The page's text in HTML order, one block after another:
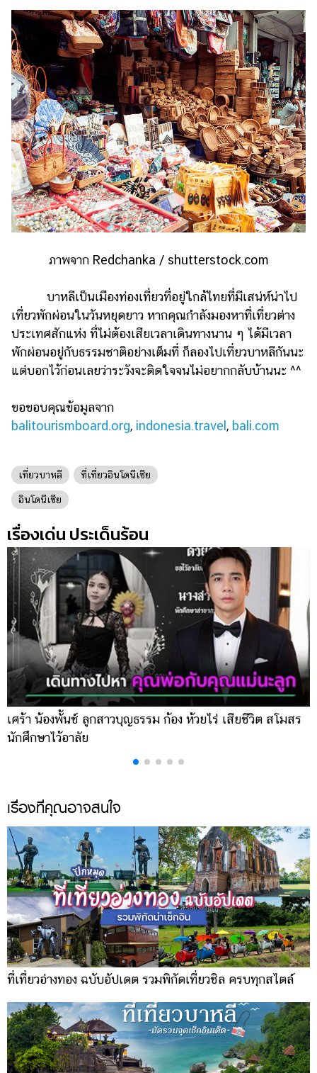
ภาพจาก Redchanka / shutterstock.com
บาหลีเป็นเมืองท่องเที่ยวที่อยู่ใกล้ไทยที่มีเสน่ห์น่าไป
เที่ยวพักผ่อนในวันหยุดยาว หากคุณกำลังมองหาที่เที่ยวต่าง
ประเทศสักแห่ง ที่ไม่ต้องเสียเวลาเดินทางนาน ๆ ได้มีเวลา
พักผ่อนอยู่กับธรรมชาติอย่างเต็มที่ ก็ลองไปเที่ยวบาหลีกันนะ
แต่บอกไว้ก่อนเลยว่าระวังจะติดใจจนไม่อยากกลับบ้านนะ ^^
ขอขอบคุณข้อมูลจาก
balitourismboard.org, indonesia.travel , bali.com
เที่ยวบาหลี ที่เที่ยวอินโดนีเซีย
อินโดนีเซีย
เรื่องเด่น ประเด็นร้อน
เศร้า น้องพั้นช์ ลูกสาวบุญธรรม ก้อง ห้วยไร่ เสียชีวิต สโมสร
นักศึกษาไว้อาลัย
เรื่องที่คุณอาจสนใจ
ที่เที่ยวอ่างทอง ฉบับอัปเดต รวมพิกัดเที่ยวชิล ครบทุกสไตล์